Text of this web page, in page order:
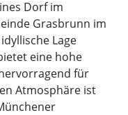
Dorf im
Grasbrunn im
Lage
eine hohe
für
Atmosphäre ist